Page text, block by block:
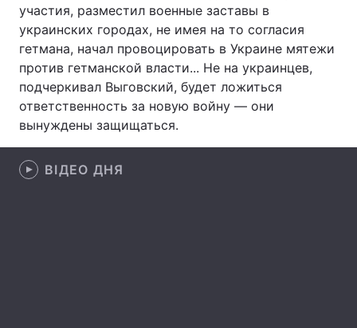
участия, разместил военные заставы в
украинских городах, не имея на то согласия
гетмана, начал провоцировать в Украине мятежи
против гетманской власти... Не на украинцев,
подчеркивал Выговский, будет ложиться
ответственность за новую войну — они
вынуждены защищаться.
ВІДЕО ДНЯ